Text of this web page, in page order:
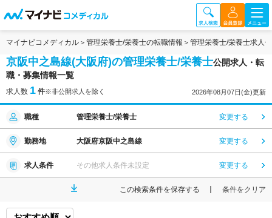
マイナビコメディカル 管理栄養士/栄養士の転職情報 管理栄養士/栄養士求人
京阪中之島線(大阪府)の管理栄養士/栄養士公開求人・転
職・募集情報一覧
求人数 1 件※非公開求人を除く 2026年08月07日(金)更新
職種 管理栄養士/栄養士 変更する
勤務地 大阪府京阪中之島線 変更する
求人条件 その他求人条件未設定 変更する
この検索条件を保存する 条件をクリア